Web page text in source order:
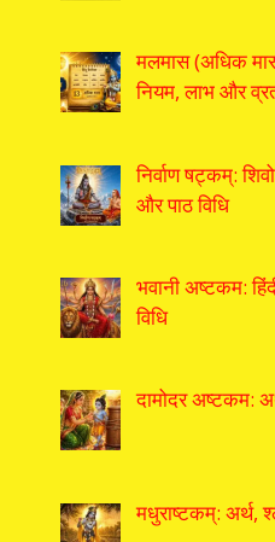
मलमास (अधिक
नियम, लाभ और
निर्वाण षट्कम्:
और पाठ विधि
भवानी अष्टकम:
विधि
दामोदर अष्टकम:
मधुराष्टकम्: अर्थ,